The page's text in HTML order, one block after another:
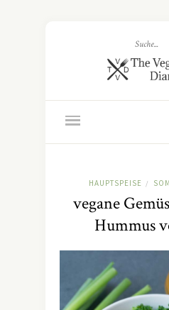
HAUPTSPEISE /
vegane
Hummus